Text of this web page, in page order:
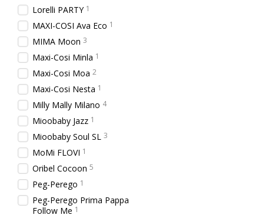
Lorelli PARTY 1
MAXI-COSI Ava Eco 1
MIMA Moon 3
Maxi-Cosi Minla 1
Maxi-Cosi Moa 2
Maxi-Cosi Nesta 1
Milly Mally Milano 4
Mioobaby Jazz 1
Mioobaby Soul SL 3
MoMi FLOVI 1
Oribel Cocoon 5
Peg-Perego 1
Peg-Perego Prima Pappa
Follow Me 1